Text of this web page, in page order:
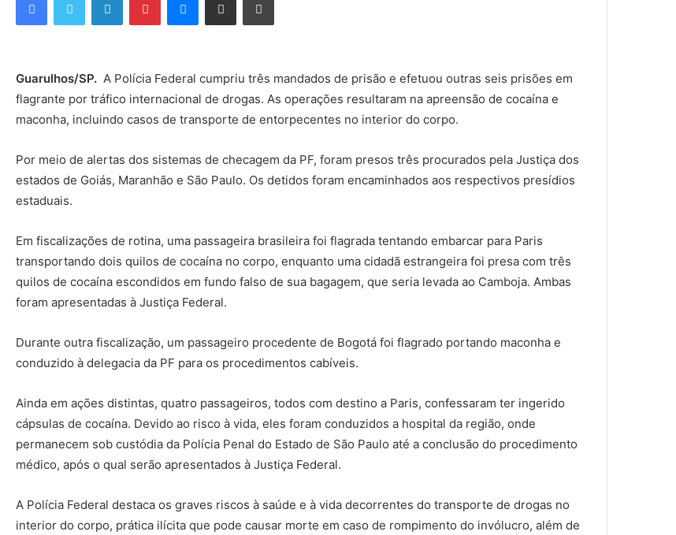
mail
Guarulhos/SP. A Polícia Federal cumpriu três mandados de prisão e efetuou outras seis prisões em
flagrante por tráfico internacional de drogas. As operações resultaram na apreensão de cocaína e
maconha, incluindo casos de transporte de entorpecentes no interior do corpo.
Por meio de alertas dos sistemas de checagem da PF, foram presos três procurados pela Justiça dos
estados de Goiás, Maranhão e São Paulo. Os detidos foram encaminhados aos respectivos presídios
estaduais.
Em fiscalizações de rotina, uma passageira brasileira foi flagrada tentando embarcar para Paris
transportando dois quilos de cocaína no corpo, enquanto uma cidadã estrangeira foi presa com três
quilos de cocaína escondidos em fundo falso de sua bagagem, que seria levada ao Camboja. Ambas
foram apresentadas à Justiça Federal.
Durante outra fiscalização, um passageiro procedente de Bogotá foi flagrado portando maconha e
conduzido à delegacia da PF para os procedimentos cabíveis.
Ainda em ações distintas, quatro passageiros, todos com destino a Paris, confessaram ter ingerido
cápsulas de cocaína. Devido ao risco à vida, eles foram conduzidos a hospital da região, onde
permanecem sob custódia da Polícia Penal do Estado de São Paulo até a conclusão do procedimento
médico, após o qual serão apresentados à Justiça Federal.
A Polícia Federal destaca os graves riscos à saúde e à vida decorrentes do transporte de drogas no
interior do corpo, prática ilícita que pode causar morte em caso de rompimento do invólucro, além de